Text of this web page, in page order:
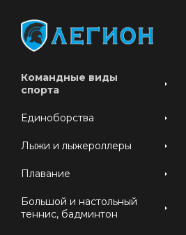
Командные виды
спорта
Единоборства
Лыжи и лыжероллеры
Плавание
Большой и настольный
теннис, бадминтон